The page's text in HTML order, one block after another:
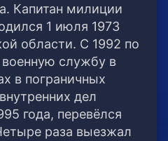
Капитан милиции
1 июля 1973
области. С 1992 по
военную службу в
в пограничных
дел
года, перевёлся
раза выезжал